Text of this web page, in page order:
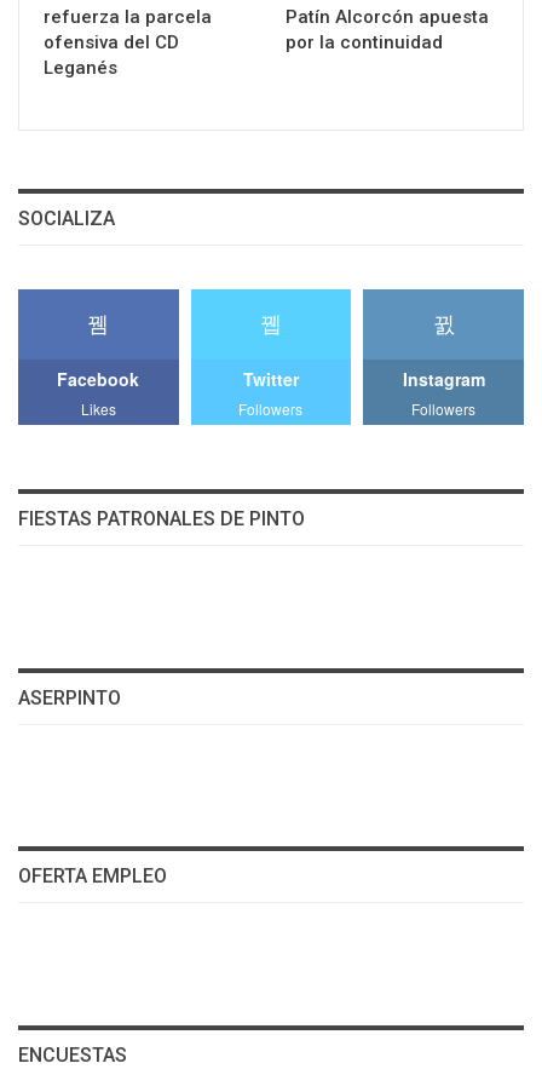
refuerza la parcela
ofensiva del CD
Leganés
Patín Alcorcón apuesta
por la continuidad
SOCIALIZA
Facebook
Likes
Twitter
Followers
Instagram
Followers
FIESTAS PATRONALES DE PINTO
ASERPINTO
OFERTA EMPLEO
ENCUESTAS